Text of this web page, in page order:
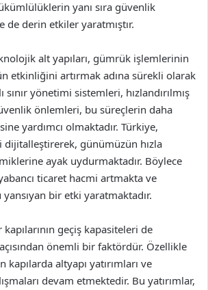
yanı sıra güvenlik
de derin etkiler yaratmıştır.
alt yapıları, gümrük işlemlerinin
etkinliğini artırmak adına sürekli olarak
sınır yönetimi sistemleri, hızlandırılmış
önlemleri, bu süreçlerin daha
yardımcı olmaktadır. Türkiye,
günümüzün hızla
ayak uydurmaktadır. Böylece
ticaret hacmi artmakta ve
bir etki yaratmaktadır.
kapılarının geçiş kapasiteleri de
önemli bir faktördür. Özellikle
kapılarda altyapı yatırımları ve
devam etmektedir. Bu yatırımlar,